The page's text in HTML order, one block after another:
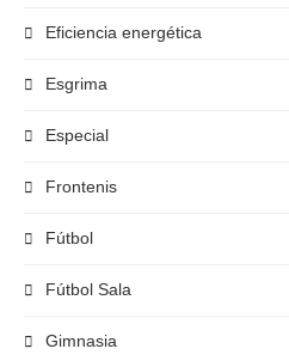
Eficiencia energética
Esgrima
Especial
Frontenis
Fútbol
Fútbol Sala
Gimnasia